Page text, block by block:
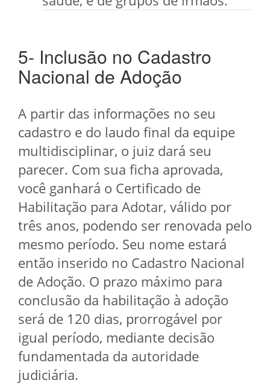
5- Inclusão no Cadastro
Nacional de Adoção
A partir das informações no seu
cadastro e do laudo final da equipe
multidisciplinar, o juiz dará seu
parecer. Com sua ficha aprovada,
você ganhará o Certificado de
Habilitação para Adotar, válido por
três anos, podendo ser renovada pelo
mesmo período. Seu nome estará
então inserido no Cadastro Nacional
de Adoção. O prazo máximo para
conclusão da habilitação à adoção
será de 120 dias, prorrogável por
igual período, mediante decisão
fundamentada da autoridade
judiciária.